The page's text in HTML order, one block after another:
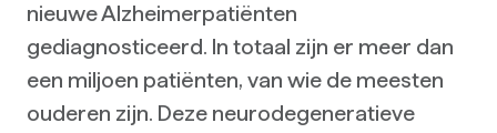
nieuwe Alzheimerpatiënten
gediagnosticeerd. In totaal zijn er meer dan
een miljoen patiënten, van wie de meesten
ouderen zijn. Deze neurodegeneratieve